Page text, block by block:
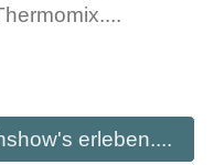
erleben....